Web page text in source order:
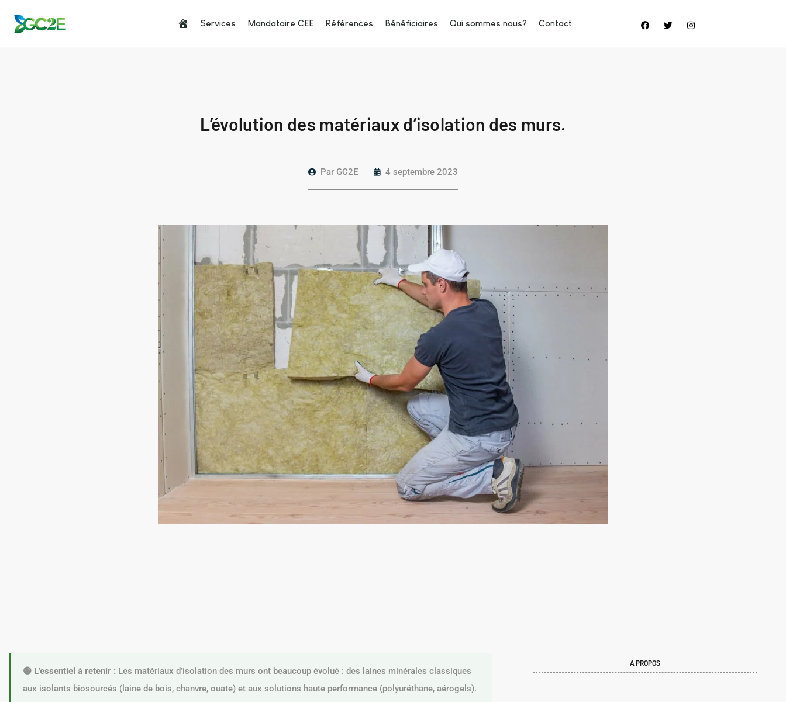
Services Mandataire CEE Références Bénéficiaires Qui sommes nous? Contact
L’évolution des matériaux d’isolation des murs.
Par GC2E 4 septembre 2023
🟢 L’essentiel à retenir : Les matériaux d’isolation des murs ont beaucoup évolué : des laines minérales classiques
aux isolants biosourcés (laine de bois, chanvre, ouate) et aux solutions haute performance (polyuréthane, aérogels).
A PROPOS